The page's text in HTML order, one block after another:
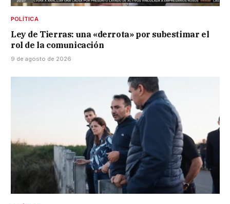
POLÍTICA
Ley de Tierras: una «derrota» por subestimar el
rol de la comunicación
9 de agosto de 2026